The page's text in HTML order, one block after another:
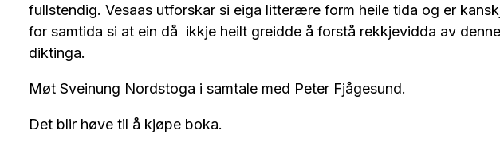
fullstendig. Vesaas utforskar si eiga litterære form heile tida og er
for samtida si at ein då ikkje heilt greidde å forstå rekkjevidda av
diktinga.
Møt Sveinung Nordstoga i samtale med Peter Fjågesund.
Det blir høve til å kjøpe boka.